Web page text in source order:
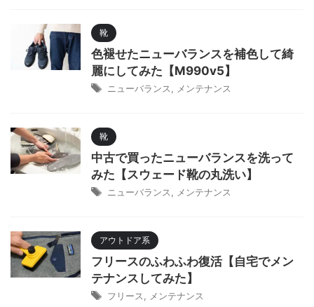
靴
色褪せたニューバランスを補色して綺
麗にしてみた【M990v5】
ニューバランス メンテナンス
靴
中古で買ったニューバランスを洗って
みた【スウェード靴の丸洗い】
ニューバランス メンテナンス
アウトドア系
フリースのふわふわ復活【自宅でメン
テナンスしてみた】
フリース メンテナンス